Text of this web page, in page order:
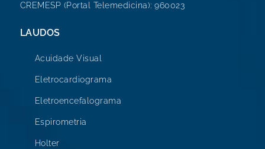
CREMESP (Portal Telemedicina): 960023
LAUDOS
Acuidade Visual
Eletrocardiograma
Eletroencefalograma
Espirometria
Holter